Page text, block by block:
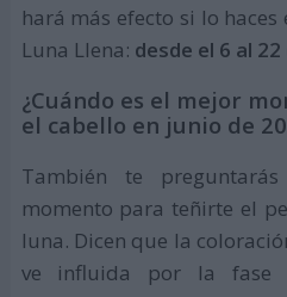
hará más efecto si lo
Luna Llena: desde el 6 al
¿Cuándo es el mejor
el cabello en junio de
También te
momento para teñirte el
luna. Dicen que la
ve influida por la